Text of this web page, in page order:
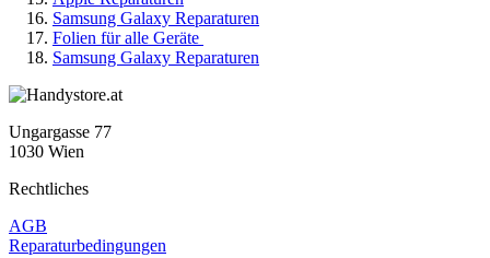
Samsung Galaxy Reparaturen
Folien für alle Geräte
Samsung Galaxy Reparaturen
Ungargasse 77
1030 Wien
Rechtliches
AGB
Reparaturbedingungen